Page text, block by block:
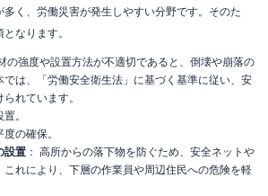
く、労働災害が発生しやすい分野です。そのた
なります。
の強度や設置方法が不適切であると、倒壊や崩落の
では、「労働安全衛生法」に基づく基準に従い、安
れています。
。
の確保。
設置 ： 高所からの落下物を防ぐため、安全ネットや
これにより、下層の作業員や周辺住民への危険を軽